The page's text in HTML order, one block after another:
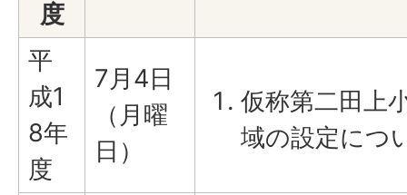
度
平
成1
8年
度
7月4日
（月曜
日）
仮称第二田上
域の設定につ